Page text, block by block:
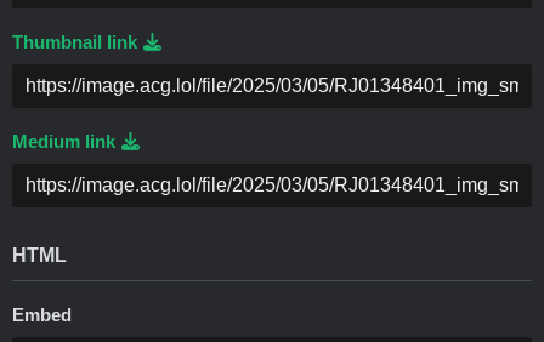
Thumbnail link
Medium link
HTML
Embed